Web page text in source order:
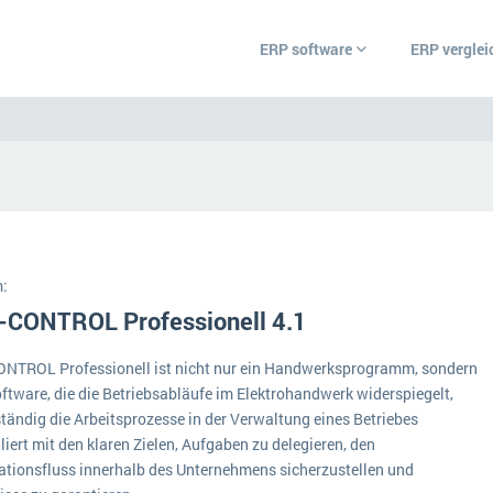
ERP software
Plattform
Betriebsgröße
ERP
aus
diese
Handwerk
IKT
Landwirtschaft
wichtigsten Punkte, die es zu beachten gilt
Service Level Agreements (SLA) und ERP: Was muss man wissen?
ERP-Software für Abfallentsorger
CONTROL Professionell 4.1
Professionell ist nicht nur ein Handwerksprogramm, sondern
die die Betriebsabläufe im Elektrohandwerk widerspiegelt,
die Arbeitsprozesse in der Verwaltung eines Betriebes
mit den klaren Zielen, Aufgaben zu delegieren, den
innerhalb des Unternehmens sicherzustellen und